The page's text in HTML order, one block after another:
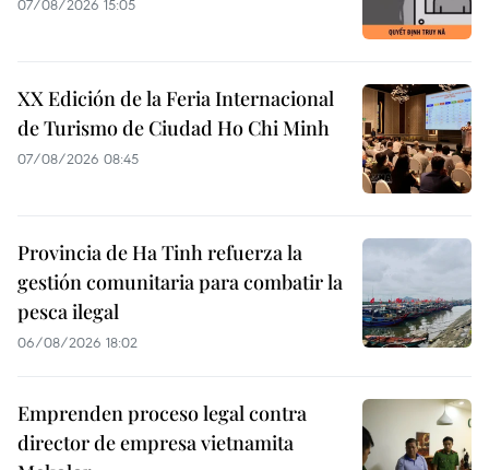
07/08/2026 15:05
XX Edición de la Feria Internacional
de Turismo de Ciudad Ho Chi Minh
07/08/2026 08:45
Provincia de Ha Tinh refuerza la
gestión comunitaria para combatir la
pesca ilegal
06/08/2026 18:02
Emprenden proceso legal contra
director de empresa vietnamita